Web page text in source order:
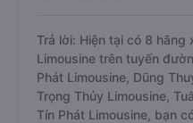
Trả lời: Hiện tại có 8 hãng
Limousine trên tuyến
Phát Limousine, Dũng
Trọng Thủy Limousine,
Tín Phát Limousine, bạn